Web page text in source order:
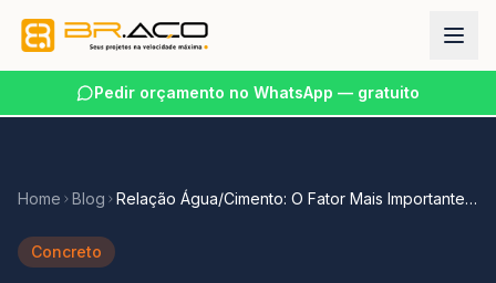
Pedir orçamento no WhatsApp — gratuito
Home Blog
Relação Água/Cimento: O Fator Mais Importante
Concreto